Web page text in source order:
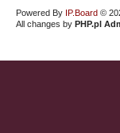
Powered By IP.Board ©
All changes by PHP.pl